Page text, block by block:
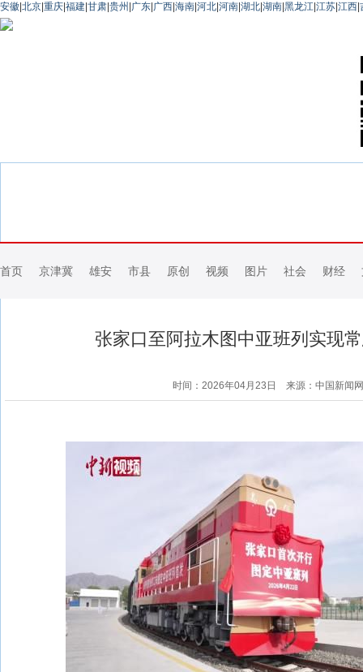
安徽 北京 重庆 福建 甘肃 贵州 广东 广西 海南 河北 河南 湖北 湖南 黑龙江 江苏 江西
首页 京津冀 雄安 市县 原创 视频 图片 社会 财经
张家口至阿拉木图中亚班列实现
时间：2026年04月23日 来源：中国新闻网